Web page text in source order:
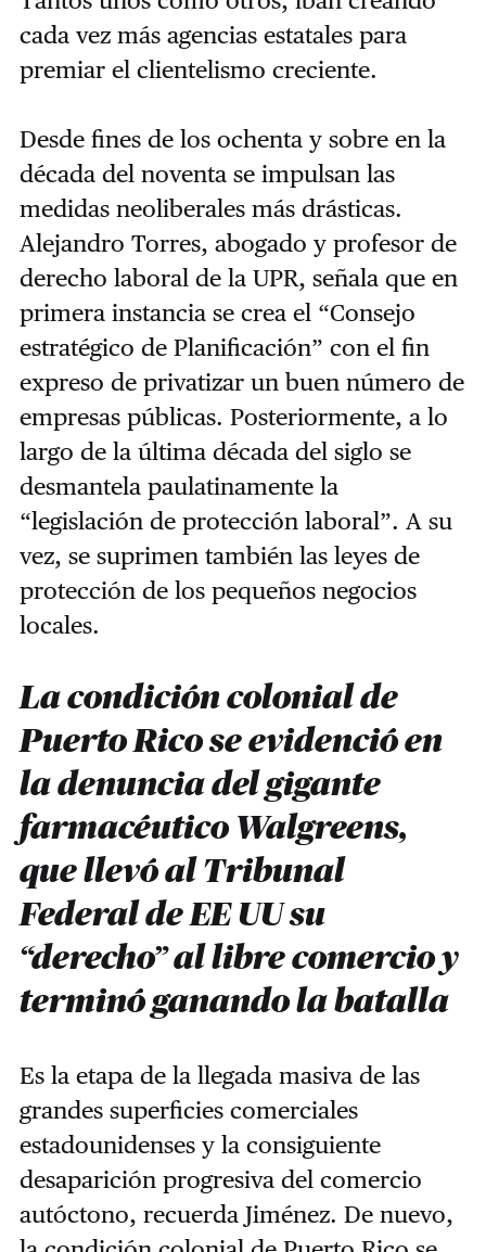
cada vez más agencias estatales para
premiar el clientelismo creciente.
Desde fines de los ochenta y sobre en la
década del noventa se impulsan las
medidas neoliberales más drásticas.
Alejandro Torres, abogado y profesor de
derecho laboral de la UPR, señala que en
primera instancia se crea el “Consejo
estratégico de Planificación” con el fin
expreso de privatizar un buen número de
empresas públicas. Posteriormente, a lo
largo de la última década del siglo se
desmantela paulatinamente la
“legislación de protección laboral”. A su
vez, se suprimen también las leyes de
protección de los pequeños negocios
locales.
La condición colonial de
Puerto Rico se evidenció en
la denuncia del gigante
farmacéutico Walgreens,
que llevó al Tribunal
Federal de EE UU su
“derecho” al libre comercio y
terminó ganando la batalla
Es la etapa de la llegada masiva de las
grandes superficies comerciales
estadounidenses y la consiguiente
desaparición progresiva del comercio
autóctono, recuerda Jiménez. De nuevo,